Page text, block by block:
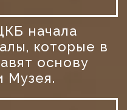
начала
которые в
основу
Музея.